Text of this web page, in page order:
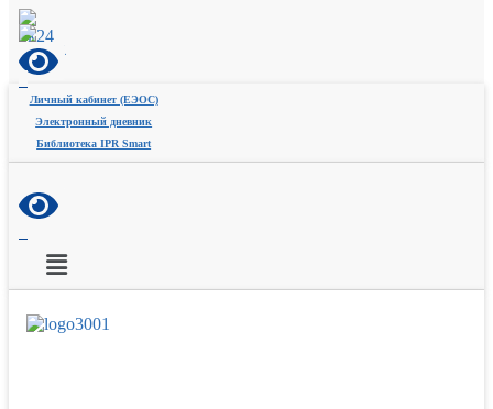
Личный кабинет (ЕЭОС)
Электронный дневник
Библиотека IPR Smart
Меню